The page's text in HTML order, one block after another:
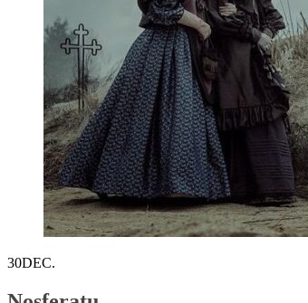
30DEC.